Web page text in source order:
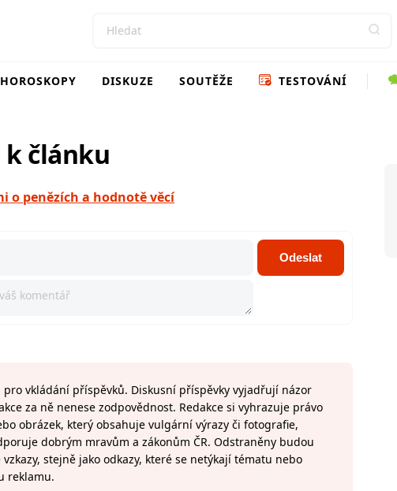
HOROSKOPY DISKUZE SOUTĚŽE TESTOVÁNÍ
článku
o penězích a hodnotě věcí
Odeslat
pro vkládání příspěvků. Diskusní příspěvky vyjadřují názor
za ně nenese zodpovědnost. Redakce si vyhrazuje právo
obrázek, který obsahuje vulgární výrazy či fotografie,
dobrým mravům a zákonům ČR. Odstraněny budou
stejně jako odkazy, které se netýkají tématu nebo
reklamu.